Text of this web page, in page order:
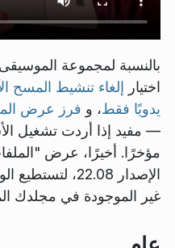
بالنسبة لمجموعة
اختيار إلغاء تنشيط المسح
يدويًا فقط، و فرز عرض
— مفيد إذا أردت تشغيل
مؤخرًا. أخيرًا، عرض
الإصدار 22.08،
غير الموجودة في مجلدك